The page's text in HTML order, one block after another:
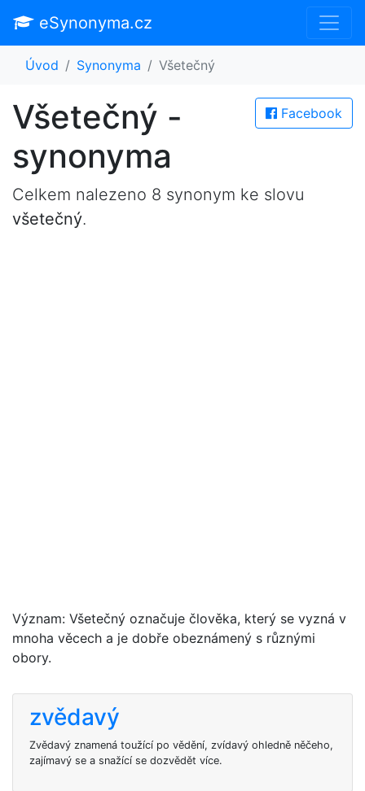
eSynonyma.cz
Úvod Synonyma Všetečný
Facebook
Všetečný -
synonyma
Celkem nalezeno 8 synonym ke slovu
všetečný.
Význam: Všetečný označuje člověka, který se vyzná v
mnoha věcech a je dobře obeznámený s různými
obory.
zvědavý
Zvědavý znamená toužící po vědění, zvídavý ohledně něčeho,
zajímavý se a snažící se dozvědět více.